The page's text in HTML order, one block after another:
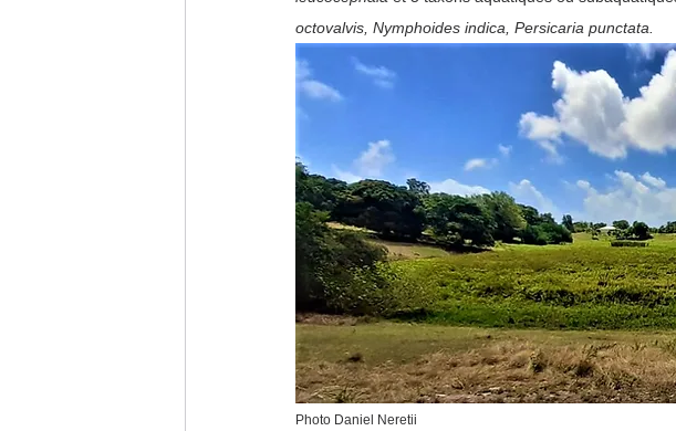
octovalvis, Nymphoides indica, Persicaria punctata.
Photo Daniel Neretii